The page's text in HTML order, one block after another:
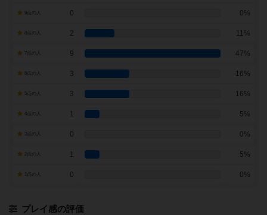
9点の人 0 0%
8点の人 2 11%
7点の人 9 47%
6点の人 3 16%
5点の人 3 16%
4点の人 1 5%
3点の人 0 0%
2点の人 1 5%
1点の人 0 0%
プレイ感の評価